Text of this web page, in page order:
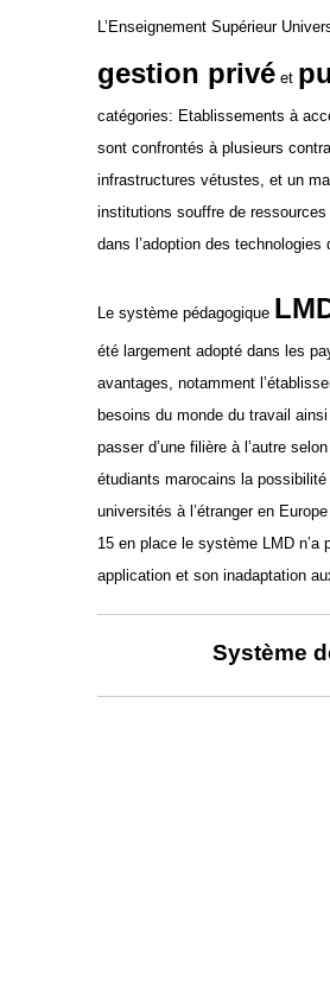
L’Enseignement Supérieur
gestion privéet
catégories: Etablissements à
sont confrontés à plusieurs
infrastructures vétustes, et un
institutions souffre de
dans l’adoption des
Le système pédagogique
été largement adopté dans les
avantages, notamment
besoins du monde du travail
passer d’une filière à l’autre
étudiants marocains la
universités à l’étranger en
15 en place le système LMD
application et son inadaptation
Système